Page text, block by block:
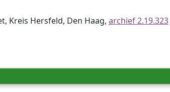
Kreis Hersfeld, Den Haag, archief 2.19.323